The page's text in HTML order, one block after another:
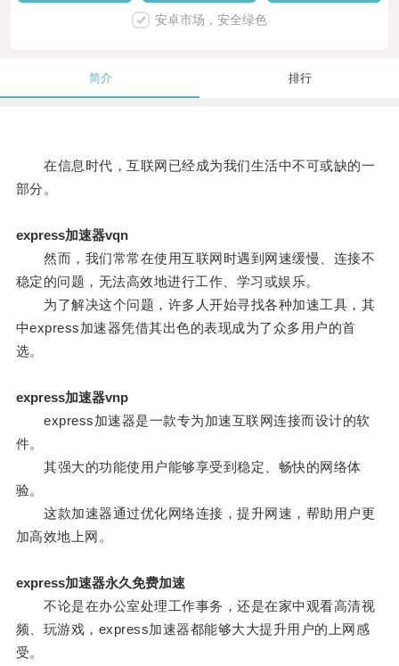
安卓市场，安全绿色
简介 排行
在信息时代，互联网已经成为我们生活中不可或缺的一
部分。
express加速器vqn
然而，我们常常在使用互联网时遇到网速缓慢、连接不
稳定的问题，无法高效地进行工作、学习或娱乐。
为了解决这个问题，许多人开始寻找各种加速工具，其
中express加速器凭借其出色的表现成为了众多用户的首
选。
express加速器vnp
express加速器是一款专为加速互联网连接而设计的软
件。
其强大的功能使用户能够享受到稳定、畅快的网络体
验。
这款加速器通过优化网络连接，提升网速，帮助用户更
加高效地上网。
express加速器永久免费加速
不论是在办公室处理工作事务，还是在家中观看高清视
频、玩游戏，express加速器都能够大大提升用户的上网感
受。